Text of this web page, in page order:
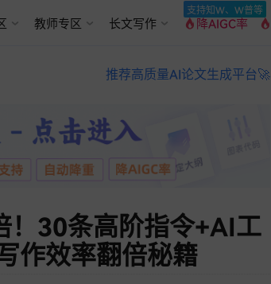
教师专区 长文写作
支持知W、W普等
降AIGC率
推荐高质量AI论文生成平台🚀
！30条高阶指令+AI工
作效率翻倍秘籍